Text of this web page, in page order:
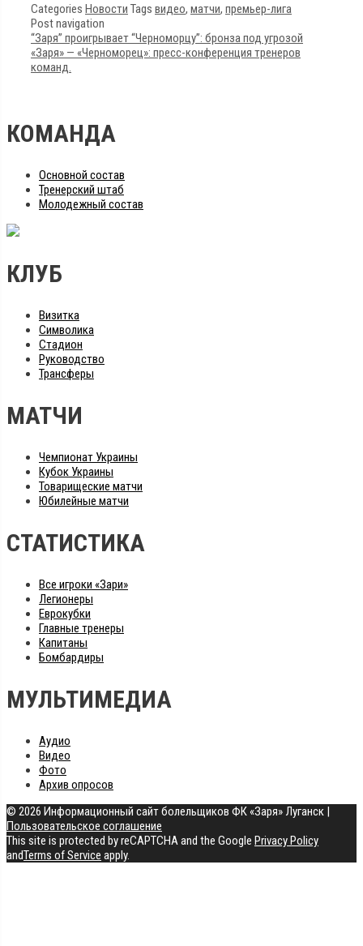
Categories Новости Tags видео, матчи, премьер-лига
Post navigation
“Заря” проигрывает “Черноморцу”: бронза под угрозой
«Заря» — «Черноморец»: пресс-конференция тренеров
команд.
КОМАНДА
Основной состав
Тренерский штаб
Молодежный состав
КЛУБ
Визитка
Символика
Стадион
Руководство
Трансферы
МАТЧИ
Чемпионат Украины
Кубок Украины
Товарищеские матчи
Юбилейные матчи
СТАТИСТИКА
Все игроки «Зари»
Легионеры
Еврокубки
Главные тренеры
Капитаны
Бомбардиры
МУЛЬТИМЕДИА
Аудио
Видео
Фото
Архив опросов
© 2026 Информационный сайт болельщиков ФК «Заря» Луганск |
Пользовательское соглашение
This site is protected by reCAPTCHA and the Google Privacy Policy
andTerms of Service apply.